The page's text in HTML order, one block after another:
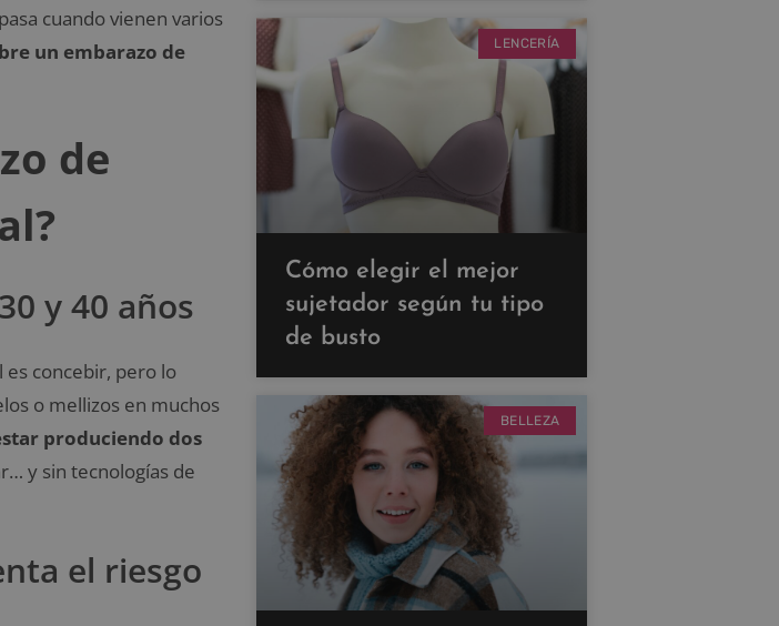
cuando vienen varios
un embarazo de
de
y 40 años
es concebir, pero lo
o mellizos en muchos
produciendo dos
y sin tecnologías de
el riesgo
LENCERÍA
Cómo elegir el mejor
sujetador según tu tipo
de busto
BELLEZA